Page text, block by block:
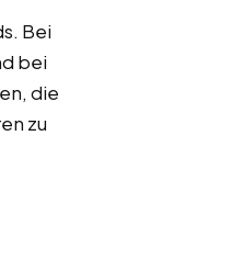
Bei
bei
die
zu